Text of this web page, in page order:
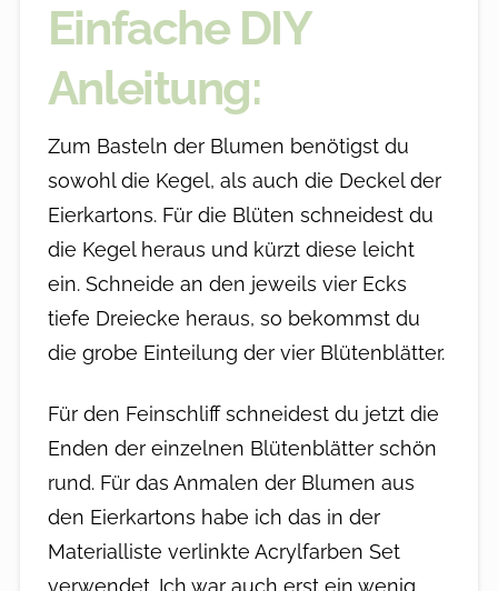
Einfache DIY
Anleitung:
Zum Basteln der Blumen benötigst du
sowohl die Kegel, als auch die Deckel der
Eierkartons. Für die Blüten schneidest du
die Kegel heraus und kürzt diese leicht
ein. Schneide an den jeweils vier Ecks
tiefe Dreiecke heraus, so bekommst du
die grobe Einteilung der vier Blütenblätter.
Für den Feinschliff schneidest du jetzt die
Enden der einzelnen Blütenblätter schön
rund. Für das Anmalen der Blumen aus
den Eierkartons habe ich das in der
Materialliste verlinkte Acrylfarben Set
verwendet. Ich war auch erst ein wenig